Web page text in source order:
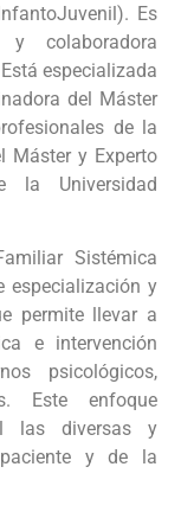
Es
y colaboradora
Está especializada
del Máster
de la
Máster y Experto
la Universidad
Sistémica
especialización y
permite llevar a
e intervención
psicológicos,
Este enfoque
las diversas y
y de la